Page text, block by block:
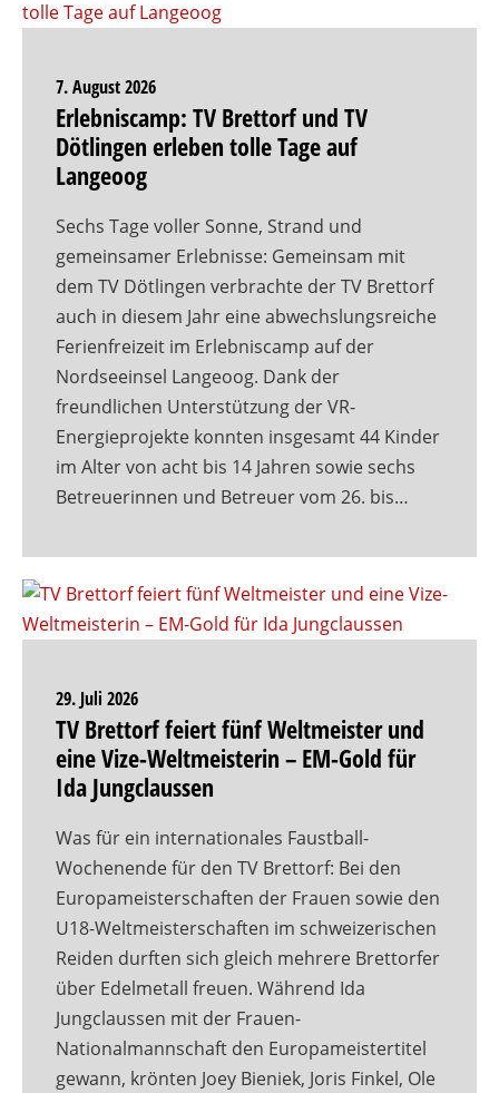
7. August 2026
Erlebniscamp: TV Brettorf und TV
Dötlingen erleben tolle Tage auf
Langeoog
Sechs Tage voller Sonne, Strand und
gemeinsamer Erlebnisse: Gemeinsam mit
dem TV Dötlingen verbrachte der TV Brettorf
auch in diesem Jahr eine abwechslungsreiche
Ferienfreizeit im Erlebniscamp auf der
Nordseeinsel Langeoog. Dank der
freundlichen Unterstützung der VR-
Energieprojekte konnten insgesamt 44 Kinder
im Alter von acht bis 14 Jahren sowie sechs
Betreuerinnen und Betreuer vom 26. bis…
29. Juli 2026
TV Brettorf feiert fünf Weltmeister und
eine Vize-Weltmeisterin – EM-Gold für
Ida Jungclaussen
Was für ein internationales Faustball-
Wochenende für den TV Brettorf: Bei den
Europameisterschaften der Frauen sowie den
U18-Weltmeisterschaften im schweizerischen
Reiden durften sich gleich mehrere Brettorfer
über Edelmetall freuen. Während Ida
Jungclaussen mit der Frauen-
Nationalmannschaft den Europameistertitel
gewann, krönten Joey Bieniek, Joris Finkel, Ole